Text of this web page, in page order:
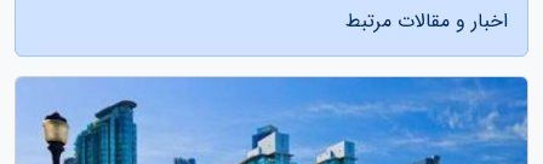
اخبار و مقالات مرتبط